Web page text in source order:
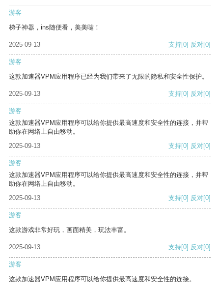
游客
梯子神器，ins随便看，美美哒！
2025-09-13 支持[0] 反对[0]
游客
这款加速器VPM应用程序已经为我们带来了无限的隐私和安全性保护。
2025-09-13 支持[0] 反对[0]
游客
这款加速器VPM应用程序可以给你提供最高速度和安全性的连接，并帮
助你在网络上自由移动。
2025-09-13
支持[0] 反对[0]
游客
这款加速器VPM应用程序可以给你提供最高速度和安全性的连接，并帮
助你在网络上自由移动。
2025-09-13
支持[0] 反对[0]
游客
这款游戏非常好玩，画面精美，玩法丰富。
2025-09-13 支持[0] 反对[0]
游客
这款加速器VPM应用程序可以给你提供最高速度和安全性的连接。